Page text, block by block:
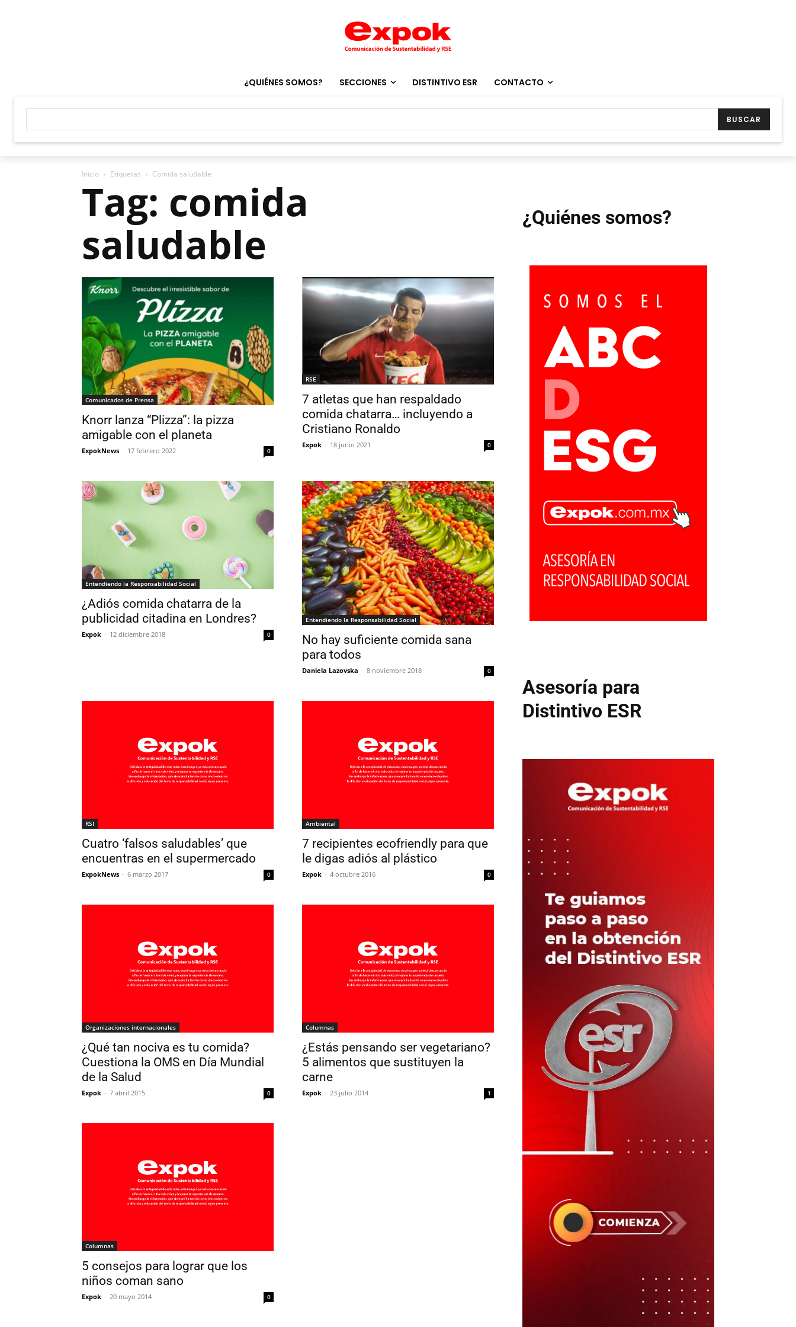
¿QUIÉNES SOMOS? SECCIONES DISTINTIVO ESR CONTACTO
BUSCAR
Inicio Etiquetas Comida saludable
Tag: comida
saludable
Comunicados de Prensa
Knorr lanza “Plizza”: la pizza
amigable con el planeta
ExpokNews - 17 febrero 2022 0
RSE
7 atletas que han respaldado
comida chatarra… incluyendo a
Cristiano Ronaldo
Expok - 18 junio 2021 0
Entendiendo la Responsabilidad Social
¿Adiós comida chatarra de la
publicidad citadina en Londres?
Expok - 12 diciembre 2018 0
Entendiendo la Responsabilidad Social
No hay suficiente comida sana
para todos
Daniela Lazovska - 8 noviembre 2018 0
RSI
Cuatro ‘falsos saludables’ que
encuentras en el supermercado
ExpokNews - 6 marzo 2017 0
Ambiental
7 recipientes ecofriendly para que
le digas adiós al plástico
Expok - 4 octubre 2016 0
Organizaciones internacionales
¿Qué tan nociva es tu comida?
Cuestiona la OMS en Día Mundial
de la Salud
Expok - 7 abril 2015 0
Columnas
¿Estás pensando ser vegetariano?
5 alimentos que sustituyen la
carne
Expok - 23 julio 2014 1
Columnas
5 consejos para lograr que los
niños coman sano
Expok - 20 mayo 2014 0
¿Quiénes somos?
Asesoría para
Distintivo ESR